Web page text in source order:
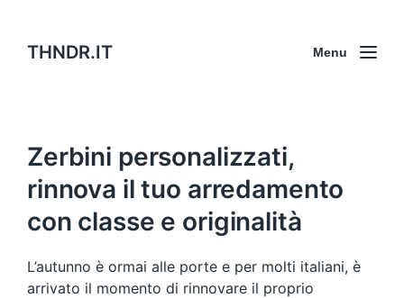
THNDR.IT Menu
Zerbini personalizzati,
rinnova il tuo arredamento
con classe e originalità
L’autunno è ormai alle porte e per molti italiani, è
arrivato il momento di rinnovare il proprio